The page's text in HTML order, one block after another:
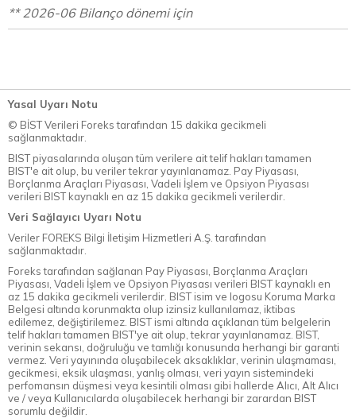
** 2026-06 Bilanço dönemi için
Yasal Uyarı Notu
© BİST Verileri Foreks tarafından 15 dakika gecikmeli
sağlanmaktadır.
BIST piyasalarında oluşan tüm verilere ait telif hakları tamamen
BIST'e ait olup, bu veriler tekrar yayınlanamaz. Pay Piyasası,
Borçlanma Araçları Piyasası, Vadeli İşlem ve Opsiyon Piyasası
verileri BIST kaynaklı en az 15 dakika gecikmeli verilerdir.
Veri Sağlayıcı Uyarı Notu
Veriler FOREKS Bilgi İletişim Hizmetleri A.Ş. tarafından
sağlanmaktadır.
Foreks tarafından sağlanan Pay Piyasası, Borçlanma Araçları
Piyasası, Vadeli İşlem ve Opsiyon Piyasası verileri BIST kaynaklı en
az 15 dakika gecikmeli verilerdir. BIST isim ve logosu Koruma Marka
Belgesi altında korunmakta olup izinsiz kullanılamaz, iktibas
edilemez, değiştirilemez. BIST ismi altında açıklanan tüm belgelerin
telif hakları tamamen BIST'ye ait olup, tekrar yayınlanamaz. BIST,
verinin sekansı, doğruluğu ve tamlığı konusunda herhangi bir garanti
vermez. Veri yayınında oluşabilecek aksaklıklar, verinin ulaşmaması,
gecikmesi, eksik ulaşması, yanlış olması, veri yayın sistemindeki
perfomansın düşmesi veya kesintili olması gibi hallerde Alıcı, Alt Alıcı
ve / veya Kullanıcılarda oluşabilecek herhangi bir zarardan BIST
sorumlu değildir.